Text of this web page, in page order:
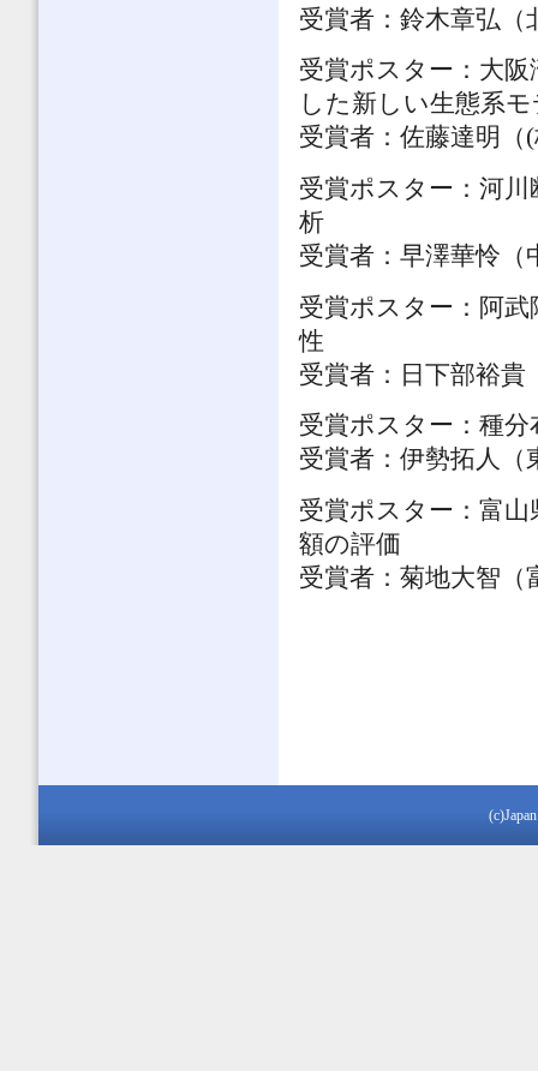
受賞者：鈴木章弘（
受賞ポスター：大
した新しい生態系
受賞者：佐藤達明（
受賞ポスター：河
析
受賞者：早澤華怜（
受賞ポスター：阿
性
受賞者：日下部裕貴
受賞ポスター：種
受賞者：伊勢拓人（
受賞ポスター：富
額の評価
受賞者：菊地大智（